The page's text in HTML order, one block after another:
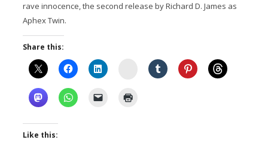
rave innocence, the second release by Richard D. James as
Aphex Twin.
Share this:
Instagram
Like this: